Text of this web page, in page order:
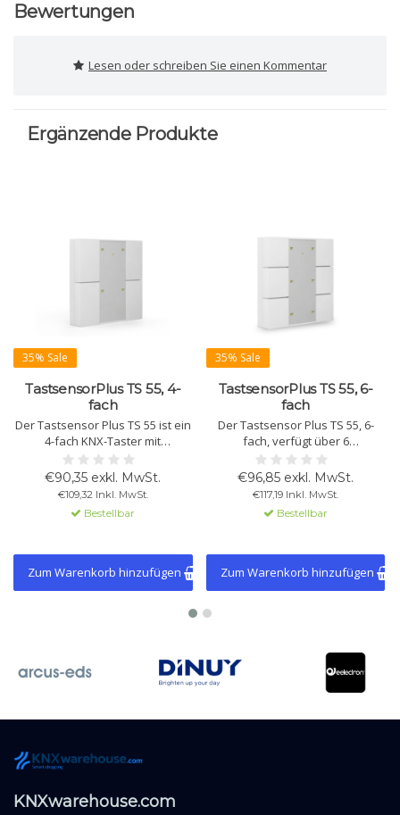
Bewertungen
Lesen oder schreiben Sie einen Kommentar
Ergänzende Produkte
35% Sale
TastsensorPlus TS 55, 4-
fach
Der Tastsensor Plus TS 55 ist ein
4-fach KNX-Taster mit
Temperatursensor, Status-LEDs
und Textfeld. Programmierbar
für Licht-, Dimm- und
Jalousiefunktionen.
€90,35 exkl. MwSt.
€109,32 Inkl. MwSt.
Bestellbar
Zum Warenkorb hinzufügen
35% Sale
TastsensorPlus TS 55, 6-
fach
Der Tastsensor Plus TS 55, 6-
fach, verfügt über 6
konfigurierbare Tasten mit
roten/grünen LEDs, einen
Temperatursensor und
Logikfunktionen. Passend für
55mm Schalterprogramme.
individuell anpassbare
Beschriftung.
€96,85 exkl. MwSt.
€117,19 Inkl. MwSt.
Bestellbar
Zum Warenkorb hinzufügen
KNXwarehouse.com